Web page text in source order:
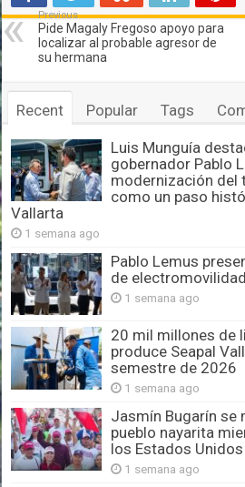
Previous
Pide Magaly Fregoso apoyo para
localizar al probable agresor de
su hermana
Recent Popular Tags
Luis Munguía
gobernador Pablo
modernización del
como un paso
Vallarta
1 semana ago
Pablo Lemus
de
1 semana ago
20 mil millones de
produce Seapal
semestre de 2026
1 semana ago
Jasmín Bugarín se
pueblo nayarita
los Estados Unidos
1 semana ago